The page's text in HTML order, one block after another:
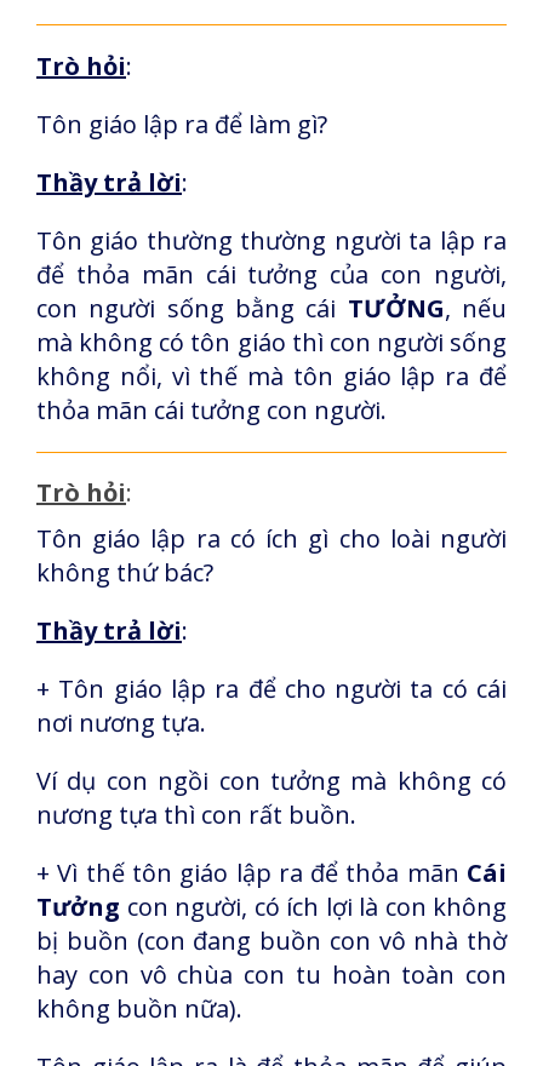
Trò hỏi:
Tôn giáo lập ra để làm gì?
Thầy trả lời:
Tôn giáo thường thường người ta lập ra
để thỏa mãn cái tưởng của con người,
con người sống bằng cái TƯỞNG, nếu
mà không có tôn giáo thì con người sống
không nổi, vì thế mà tôn giáo lập ra để
thỏa mãn cái tưởng con người.
Trò hỏi:
Tôn giáo lập ra có ích gì cho loài người
không thứ bác?
Thầy trả lời:
+ Tôn giáo lập ra để cho người ta có cái
nơi nương tựa.
Ví dụ con ngồi con tưởng mà không có
nương tựa thì con rất buồn.
+ Vì thế tôn giáo lập ra để thỏa mãn Cái
Tưởng con người, có ích lợi là con không
bị buồn (con đang buồn con vô nhà thờ
hay con vô chùa con tu hoàn toàn con
không buồn nữa).